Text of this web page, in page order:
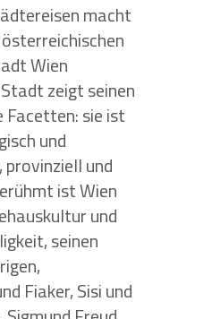
macht
Wien
zeigt seinen
Facetten: sie ist
und
und
ist Wien
und
seinen
Fiaker, Sisi und